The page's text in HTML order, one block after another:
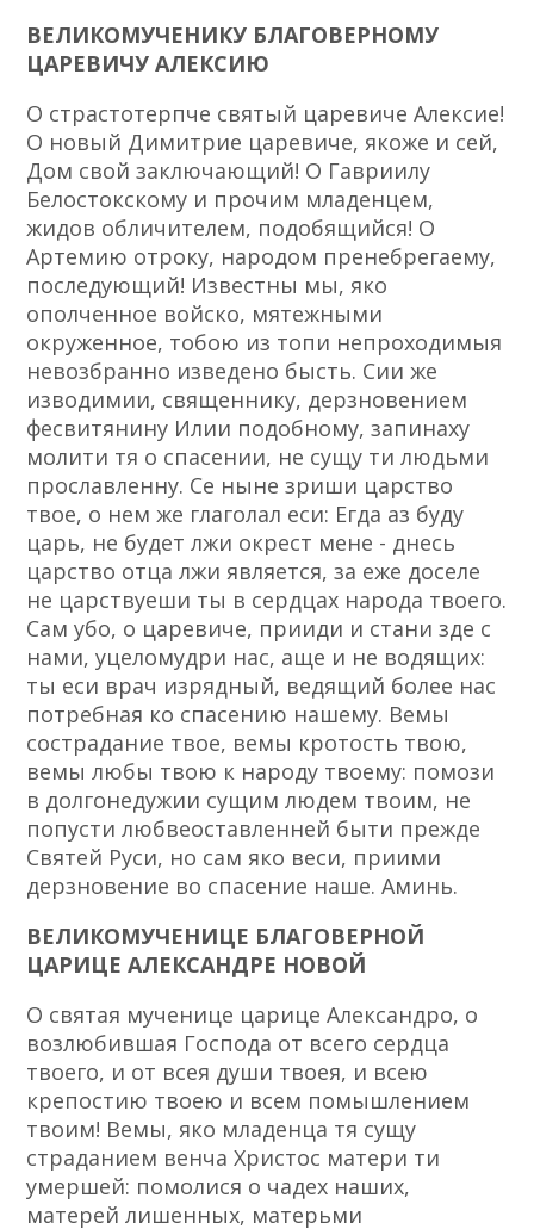
ВЕЛИКОМУЧЕНИКУ БЛАГОВЕРНОМУ
ЦАРЕВИЧУ АЛЕКСИЮ
О страстотерпче святый царевиче Алексие!
О новый Димитрие царевиче, якоже и сей,
Дом свой заключающий! О Гавриилу
Белостокскому и прочим младенцем,
жидов обличителем, подобящийся! О
Артемию отроку, народом пренебрегаему,
последующий! Известны мы, яко
ополченное войско, мятежными
окруженное, тобою из топи непроходимыя
невозбранно изведено бысть. Сии же
изводимии, священнику, дерзновением
фесвитянину Илии подобному, запинаху
молити тя о спасении, не сущу ти людьми
прославленну. Се ныне зриши царство
твое, о нем же глаголал еси: Егда аз буду
царь, не будет лжи окрест мене - днесь
царство отца лжи является, за еже доселе
не царствуеши ты в сердцах народа твоего.
Сам убо, о царевиче, прииди и стани зде с
нами, уцеломудри нас, аще и не водящих:
ты еси врач изрядный, ведящий более нас
потребная ко спасению нашему. Вемы
сострадание твое, вемы кротость твою,
вемы любы твою к народу твоему: помози
в долгонедужии сущим людем твоим, не
попусти любвеоставленней быти прежде
Святей Руси, но сам яко веси, приими
дерзновение во спасение наше. Аминь.
ВЕЛИКОМУЧЕНИЦЕ БЛАГОВЕРНОЙ
ЦАРИЦЕ АЛЕКСАНДРЕ НОВОЙ
О святая мученице царице Александро, о
возлюбившая Господа от всего сердца
твоего, и от всея души твоея, и всею
крепостию твоею и всем помышлением
твоим! Вемы, яко младенца тя сущу
страданием венча Христос матери ти
умершей: помолися о чадех наших,
матерей лишенных, матерьми